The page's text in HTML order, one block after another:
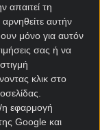
απαιτεί τη
αυτήν
μόνο για αυτόν
σας ή να
κλικ στο
η εφαρμογή
Google και
*